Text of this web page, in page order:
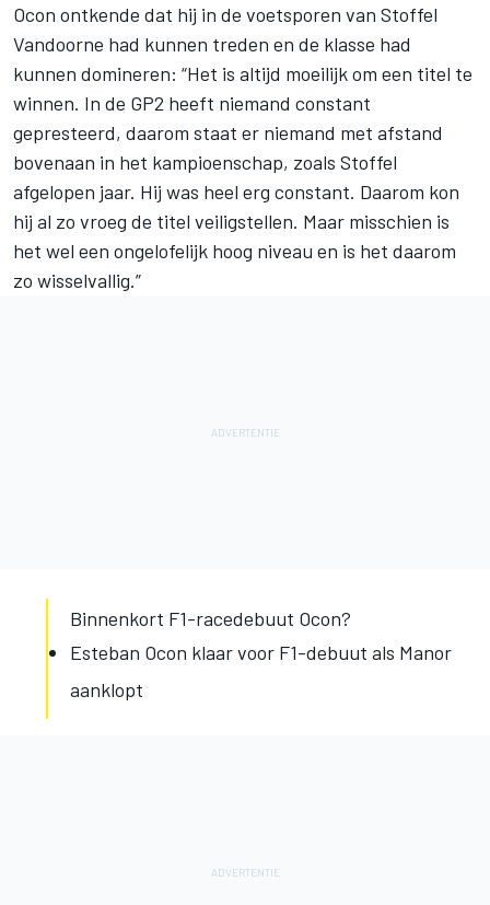
Ocon ontkende dat hij in de voetsporen van Stoffel
Vandoorne had kunnen treden en de klasse had
kunnen domineren: “Het is altijd moeilijk om een titel te
winnen. In de GP2 heeft niemand constant
gepresteerd, daarom staat er niemand met afstand
bovenaan in het kampioenschap, zoals Stoffel
afgelopen jaar. Hij was heel erg constant. Daarom kon
hij al zo vroeg de titel veiligstellen. Maar misschien is
het wel een ongelofelijk hoog niveau en is het daarom
zo wisselvallig.”
Binnenkort F1-racedebuut Ocon?
Esteban Ocon klaar voor F1-debuut als Manor
aanklopt